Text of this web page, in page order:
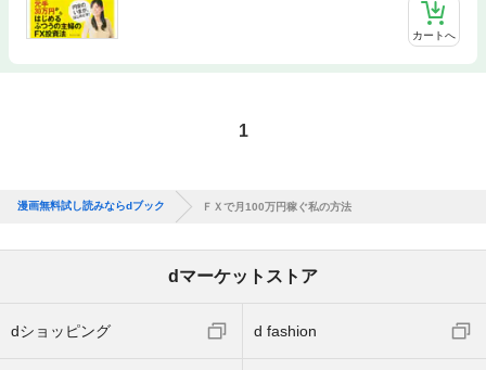
カートへ
1
漫画無料試し読みならdブック ＦＸで月100万円稼ぐ私の方法
dマーケットストア
dショッピング d fashion